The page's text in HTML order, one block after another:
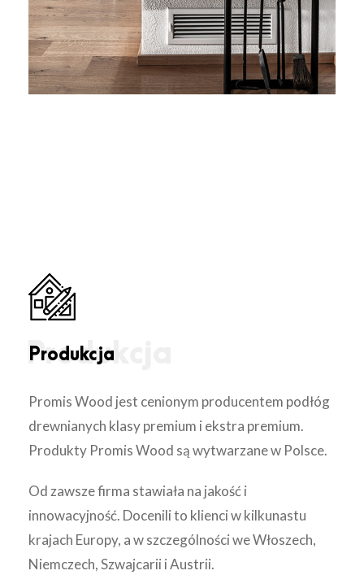
Produkcja
Promis Wood jest cenionym producentem podłóg
drewnianych klasy premium i ekstra premium.
Produkty Promis Wood są wytwarzane w Polsce.
Od zawsze firma stawiała na jakość i
innowacyjność. Docenili to klienci w kilkunastu
krajach Europy, a w szczególności we Włoszech,
Niemczech, Szwajcarii i Austrii.